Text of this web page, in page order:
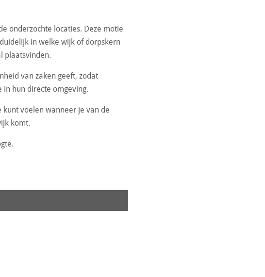
onderzochte locaties. Deze motie
in welke wijk of dorpskern
plaatsvinden.
van zaken geeft, zodat
hun directe omgeving.
voelen wanneer je van de
komt.